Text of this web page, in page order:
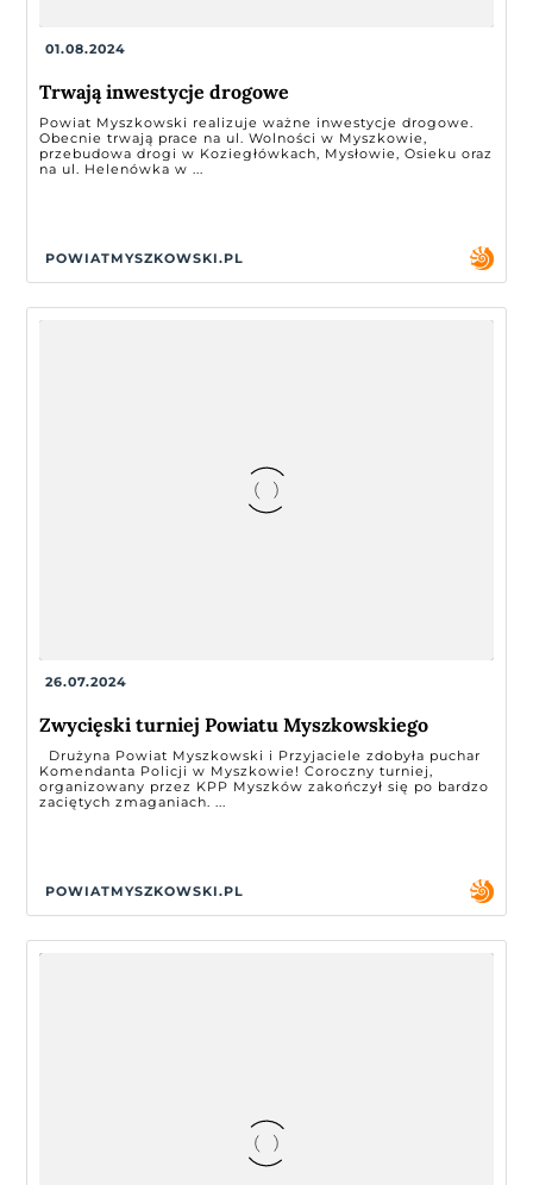
01.08.2024
Trwają inwestycje drogowe
Powiat Myszkowski realizuje ważne inwestycje drogowe.
Obecnie trwają prace na ul. Wolności w Myszkowie,
przebudowa drogi w Koziegłówkach, Mysłowie, Osieku oraz
na ul. Helenówka w ...
POWIATMYSZKOWSKI.PL
26.07.2024
Zwycięski turniej Powiatu Myszkowskiego
Drużyna Powiat Myszkowski i Przyjaciele zdobyła puchar
Komendanta Policji w Myszkowie! Coroczny turniej,
organizowany przez KPP Myszków zakończył się po bardzo
zaciętych zmaganiach. ...
POWIATMYSZKOWSKI.PL